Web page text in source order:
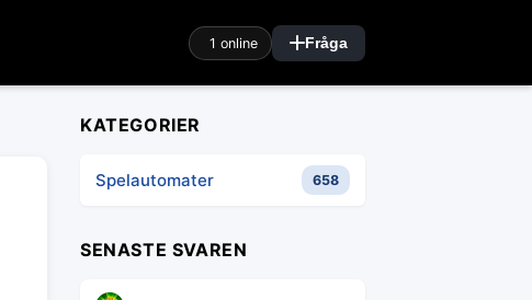
1 online Fråga
KATEGORIER
Spelautomater 658
SENASTE SVAREN